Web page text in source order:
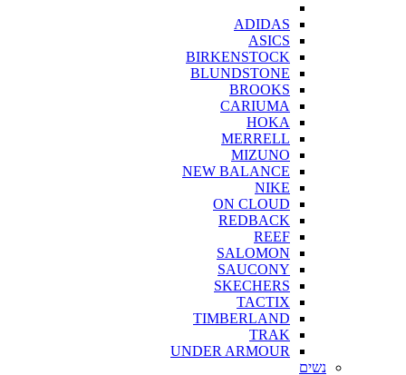
ADIDAS
ASICS
BIRKENSTOCK
BLUNDSTONE
BROOKS
CARIUMA
HOKA
MERRELL
MIZUNO
NEW BALANCE
NIKE
ON CLOUD
REDBACK
REEF
SALOMON
SAUCONY
SKECHERS
TACTIX
TIMBERLAND
TRAK
UNDER ARMOUR
נשים